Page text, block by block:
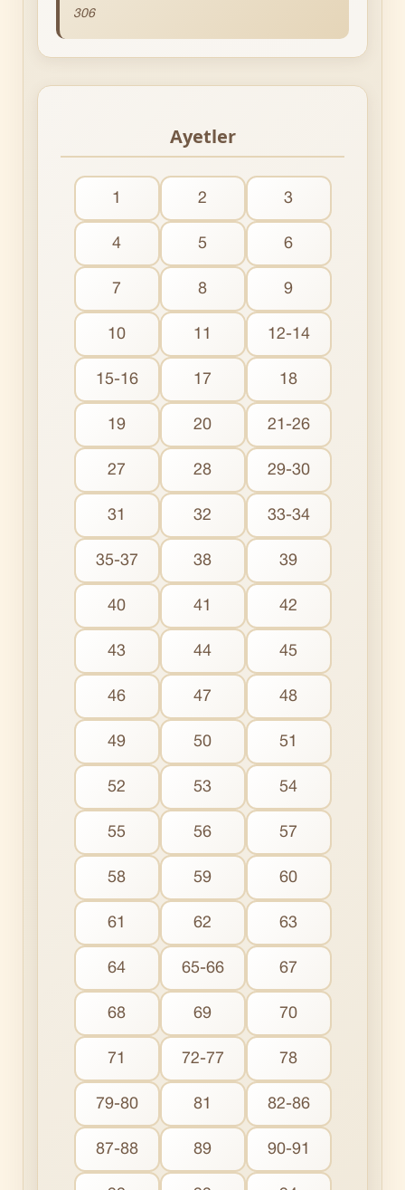
306
Ayetler
1 2 3
4 5 6
7 8 9
10 11 12-14
15-16 17 18
19 20 21-26
27 28 29-30
31 32 33-34
35-37 38 39
40 41 42
43 44 45
46 47 48
49 50 51
52 53 54
55 56 57
58 59 60
61 62 63
64 65-66 67
68 69 70
71 72-77 78
79-80 81 82-86
87-88 89 90-91